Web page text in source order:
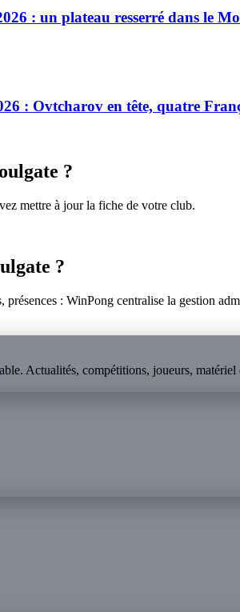
: un plateau resserré dans le
: Ovtcharov en tête, quatre
?
mettre à jour la fiche de votre club.
?
: WinPong centralise la gestion
Actualités, compétitions, joueurs, matériel